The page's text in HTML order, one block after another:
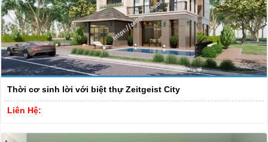
Thời cơ sinh lời với biệt thự Zeitgeist City
Liên Hệ: